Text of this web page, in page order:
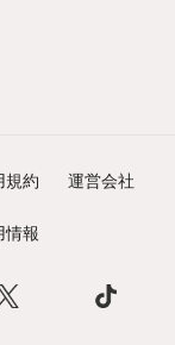
規約 運営会社
情報